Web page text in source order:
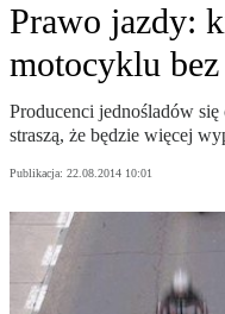
Prawo jazdy:
motocyklu
Producenci jednośladów się
straszą, że będzie więcej
Publikacja: 22.08.2014 10:01